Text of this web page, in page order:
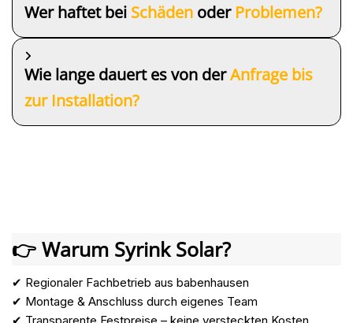
Wer haftet bei Schäden oder Problemen?
Wie lange dauert es von derAnfrage bis
zur Installation?
👉 Warum Syrink Solar?
✔ Regionaler Fachbetrieb aus babenhausen
✔ Montage & Anschluss durch eigenes Team
✔ Transparente Festpreise – keine versteckten Kosten